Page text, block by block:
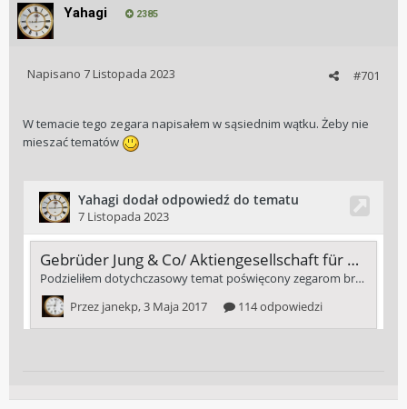
Yahagi 2385
#701
Napisano 7 Listopada 2023
W temacie tego zegara napisałem w sąsiednim wątku. Żeby nie
mieszać tematów